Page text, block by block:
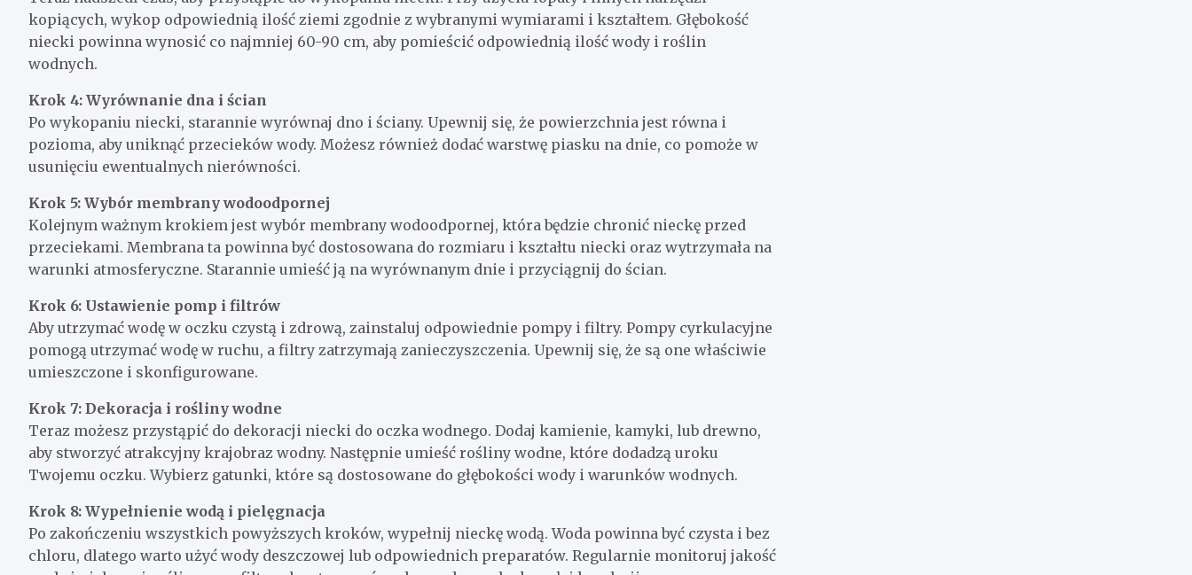
kopiących, wykop odpowiednią ilość ziemi zgodnie z wybranymi wymiarami i kształtem. Głębokość
niecki powinna wynosić co najmniej 60-90 cm, aby pomieścić odpowiednią ilość wody i roślin
wodnych.
Krok 4: Wyrównanie dna i ścian
Po wykopaniu niecki, starannie wyrównaj dno i ściany. Upewnij się, że powierzchnia jest równa i
pozioma, aby uniknąć przecieków wody. Możesz również dodać warstwę piasku na dnie, co pomoże w
usunięciu ewentualnych nierówności.
Krok 5: Wybór membrany wodoodpornej
Kolejnym ważnym krokiem jest wybór membrany wodoodpornej, która będzie chronić nieckę przed
przeciekami. Membrana ta powinna być dostosowana do rozmiaru i kształtu niecki oraz wytrzymała na
warunki atmosferyczne. Starannie umieść ją na wyrównanym dnie i przyciągnij do ścian.
Krok 6: Ustawienie pomp i filtrów
Aby utrzymać wodę w oczku czystą i zdrową, zainstaluj odpowiednie pompy i filtry. Pompy cyrkulacyjne
pomogą utrzymać wodę w ruchu, a filtry zatrzymają zanieczyszczenia. Upewnij się, że są one właściwie
umieszczone i skonfigurowane.
Krok 7: Dekoracja i rośliny wodne
Teraz możesz przystąpić do dekoracji niecki do oczka wodnego. Dodaj kamienie, kamyki, lub drewno,
aby stworzyć atrakcyjny krajobraz wodny. Następnie umieść rośliny wodne, które dodadzą uroku
Twojemu oczku. Wybierz gatunki, które są dostosowane do głębokości wody i warunków wodnych.
Krok 8: Wypełnienie wodą i pielęgnacja
Po zakończeniu wszystkich powyższych kroków, wypełnij nieckę wodą. Woda powinna być czysta i bez
chloru, dlatego warto użyć wody deszczowej lub odpowiednich preparatów. Regularnie monitoruj jakość